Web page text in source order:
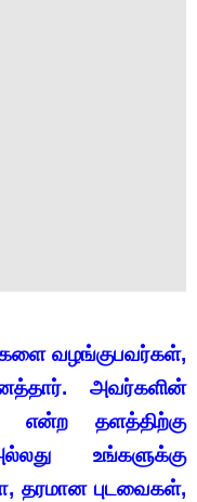
வழங்குபவர்கள்,
அவர்களின்
என்ற தளத்திற்கு
உங்களுக்கு
தரமான புடவைகள்,